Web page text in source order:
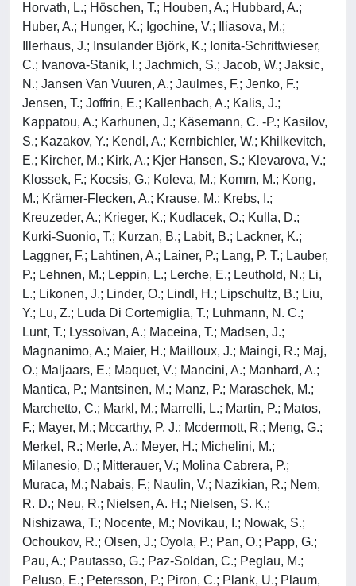
Horvath, L.; Höschen, T.; Houben, A.; Hubbard, A.;
Huber, A.; Hunger, K.; Igochine, V.; Iliasova, M.;
Illerhaus, J.; Insulander Björk, K.; Ionita-Schrittwieser,
C.; Ivanova-Stanik, I.; Jachmich, S.; Jacob, W.; Jaksic,
N.; Jansen Van Vuuren, A.; Jaulmes, F.; Jenko, F.;
Jensen, T.; Joffrin, E.; Kallenbach, A.; Kalis, J.;
Kappatou, A.; Karhunen, J.; Käsemann, C. -P.; Kasilov,
S.; Kazakov, Y.; Kendl, A.; Kernbichler, W.; Khilkevitch,
E.; Kircher, M.; Kirk, A.; Kjer Hansen, S.; Klevarova, V.;
Klossek, F.; Kocsis, G.; Koleva, M.; Komm, M.; Kong,
M.; Krämer-Flecken, A.; Krause, M.; Krebs, I.;
Kreuzeder, A.; Krieger, K.; Kudlacek, O.; Kulla, D.;
Kurki-Suonio, T.; Kurzan, B.; Labit, B.; Lackner, K.;
Laggner, F.; Lahtinen, A.; Lainer, P.; Lang, P. T.; Lauber,
P.; Lehnen, M.; Leppin, L.; Lerche, E.; Leuthold, N.; Li,
L.; Likonen, J.; Linder, O.; Lindl, H.; Lipschultz, B.; Liu,
Y.; Lu, Z.; Luda Di Cortemiglia, T.; Luhmann, N. C.;
Lunt, T.; Lyssoivan, A.; Maceina, T.; Madsen, J.;
Magnanimo, A.; Maier, H.; Mailloux, J.; Maingi, R.; Maj,
O.; Maljaars, E.; Maquet, V.; Mancini, A.; Manhard, A.;
Mantica, P.; Mantsinen, M.; Manz, P.; Maraschek, M.;
Marchetto, C.; Markl, M.; Marrelli, L.; Martin, P.; Matos,
F.; Mayer, M.; Mccarthy, P. J.; Mcdermott, R.; Meng, G.;
Merkel, R.; Merle, A.; Meyer, H.; Michelini, M.;
Milanesio, D.; Mitterauer, V.; Molina Cabrera, P.;
Muraca, M.; Nabais, F.; Naulin, V.; Nazikian, R.; Nem,
R. D.; Neu, R.; Nielsen, A. H.; Nielsen, S. K.;
Nishizawa, T.; Nocente, M.; Novikau, I.; Nowak, S.;
Ochoukov, R.; Olsen, J.; Oyola, P.; Pan, O.; Papp, G.;
Pau, A.; Pautasso, G.; Paz-Soldan, C.; Peglau, M.;
Peluso, E.; Petersson, P.; Piron, C.; Plank, U.; Plaum,